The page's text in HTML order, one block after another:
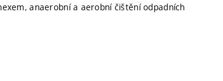
anaerobní a aerobní čištění odpadních